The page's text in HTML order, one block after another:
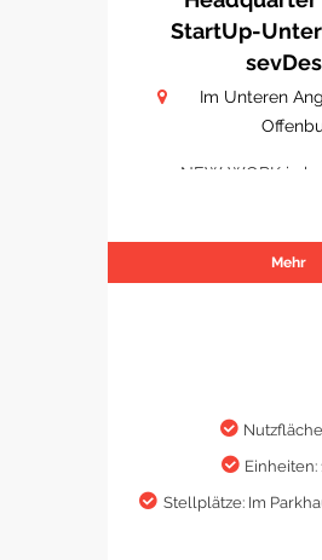
StartUp-
Im Unteren
NEW WORK in
Mehr
Einheiten:
Stellplätze: Im